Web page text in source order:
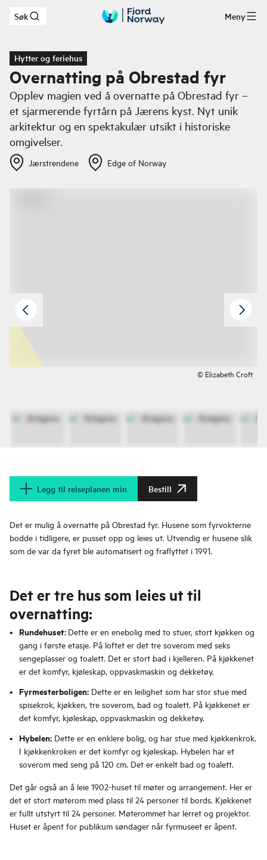
Hopp til hovedinnhold
Søk Meny
Hytter og feriehus
Overnatting på Obrestad fyr
Opplev magien ved å overnatte på Obrestad fyr –
et sjarmerende fyrtårn på Jærens kyst. Nyt unik
arkitektur og en spektakulær utsikt i historiske
omgivelser.
Jærstrendene Edge of Norway
© Elizabeth Croft
Legg til reiseplanen min Bestill
Det er mulig å overnatte på Obrestad fyr. Husene som fyrvokterne
bodde i tidligere, er pusset opp og leies ut. Utvendig er husene slik
som de var da fyret ble automatisert og fraflyttet i 1991.
Det er tre hus som leies ut til
overnatting:
Rundehuset: Dette er en enebolig med to stuer, stort kjøkken og
gang i første etasje. På loftet er det tre soverom med seks
sengeplasser og toalett. Det er stort bad i kjelleren. På kjøkkenet
er det komfyr, kjøleskap, oppvaskmaskin og dekketøy.
Fyrmesterboligen: Dette er en leilighet som har stor stue med
spisekrok, kjøkken, tre soverom, bad og toalett. På kjøkkenet er
det komfyr, kjøleskap, oppvaskmaskin og dekketøy.
Hybelen: Dette er en enklere bolig, og har stue med kjøkkenkrok.
I kjøkkenkroken er det komfyr og kjøleskap. Hybelen har et
soverom med seng på 120 cm. Det er enkelt bad og toalett.
Det går også an å leie 1902-huset til møter og arrangement. Her er
det et stort møterom med plass til 24 personer til bords. Kjøkkenet
er fullt utstyrt til 24 personer. Møterommet har lerret og projektor.
Huset er åpent for publikum søndager når fyrmuseet er åpent.